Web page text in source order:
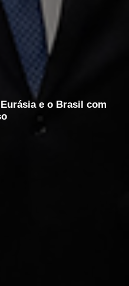
e o Brasil com